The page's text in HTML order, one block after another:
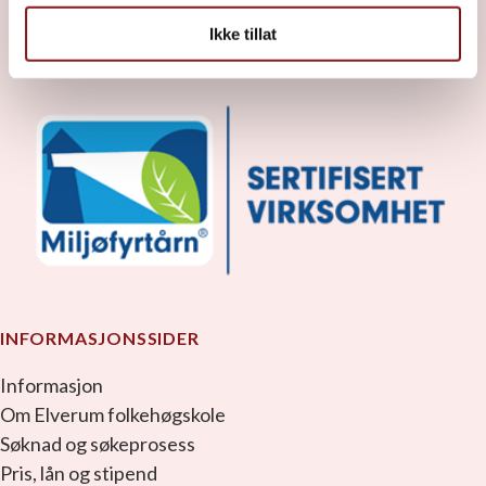
Ikke tillat
INFORMASJONSSIDER
Informasjon
Om Elverum folkehøgskole
Søknad og søkeprosess
Pris, lån og stipend